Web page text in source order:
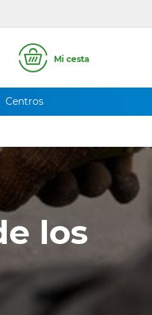
Mi cesta
Centros
los